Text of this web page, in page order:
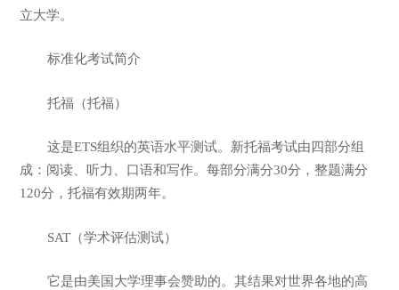
立大学。
标准化考试简介
托福（托福）
这是ETS组织的英语水平测试。新托福考试由四部分组
成：阅读、听力、口语和写作。每部分满分30分，整题满分
120分，托福有效期两年。
SAT（学术评估测试）
它是由美国大学理事会赞助的。其结果对世界各地的高